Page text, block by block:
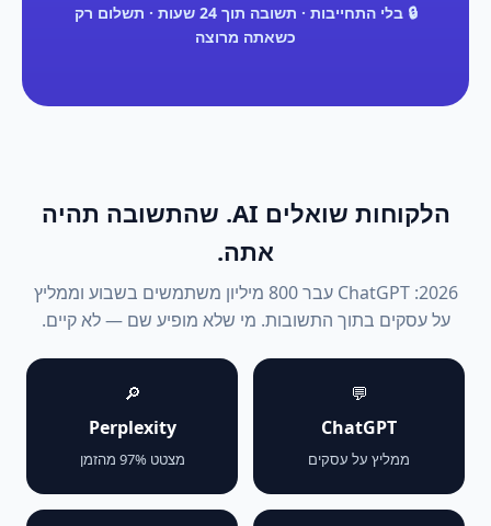
🔒 בלי התחייבות · תשובה תוך 24 שעות · תשלום רק
כשאתה מרוצה
הלקוחות שואלים AI. שהתשובה תהיה
אתה.
2026: ChatGPT עבר 800 מיליון משתמשים בשבוע וממליץ
על עסקים בתוך התשובות. מי שלא מופיע שם — לא קיים.
💬
ChatGPT
ממליץ על עסקים
🔎
Perplexity
מצטט 97% מהזמן